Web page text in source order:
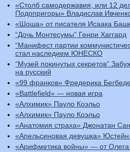
«Столб самодержавия, или 12
Подопригоры» Владислав
«Шоша» от писателя Исаака
“Дочь Монтесумы” Генри Хаггард
“Манифест партии
стал наследием ЮНЕСКО
“Музей покинутых секретов”
на русский
«99 франков» Фредерика
«Battlefield» — новая игра
«Алхимик» Пауло Коэльо
«Алхимик» Пауло Коэльо
«Анатомия страха» Джонатан
«Апельсиновая девушка»
«Арифметика войны» — от Олега